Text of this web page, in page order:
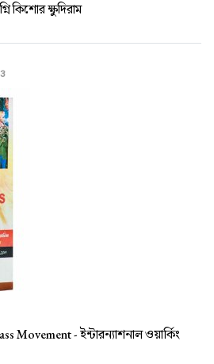
কিশোর ক্ষুদিরাম
Movement -ইন্টারন্যাশনাল ওয়ার্কিং